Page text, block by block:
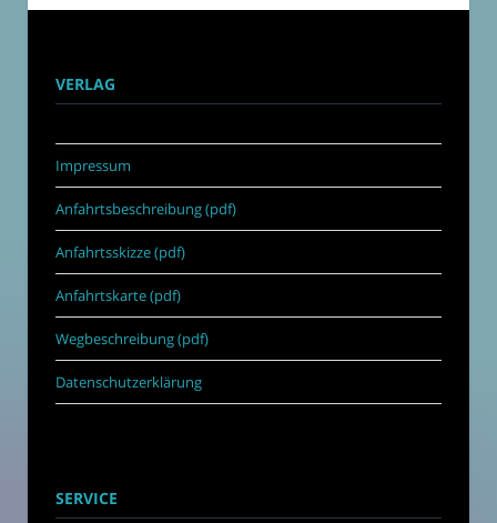
VERLAG
Impressum
Anfahrtsbeschreibung (pdf)
Anfahrtsskizze (pdf)
Anfahrtskarte (pdf)
Wegbeschreibung (pdf)
Datenschutzerklärung
SERVICE